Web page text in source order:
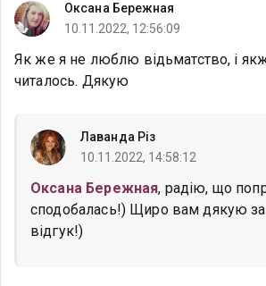
Оксана Бережная
10.11.2022, 12:56:09
Як же я не люблю відьматство, і
читалось. Дякую
Лаванда Різ
10.11.2022, 14:58:12
Оксана Бережная, радію, що
сподобалась!) Щиро вам дякую за
відгук!)